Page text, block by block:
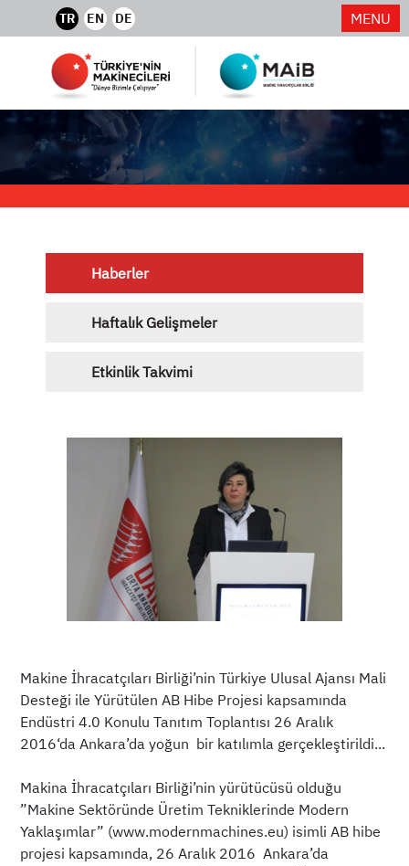
TR EN DE MENU
Haberler
Haftalık Gelişmeler
Etkinlik Takvimi
Makine İhracatçıları Birliği’nin Türkiye Ulusal Ajansı Mali
Desteği ile Yürütülen AB Hibe Projesi kapsamında
Endüstri 4.0 Konulu Tanıtım Toplantısı 26 Aralık
2016‘da Ankara’da yoğun bir katılımla gerçekleştirildi...
Makina İhracatçıları Birliği’nin yürütücüsü olduğu
”Makine Sektöründe Üretim Tekniklerinde Modern
Yaklaşımlar” (www.modernmachines.eu) isimli AB hibe
projesi kapsamında, 26 Aralık 2016 Ankara’da